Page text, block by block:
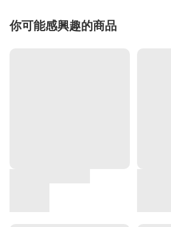
你可能感興趣的商品